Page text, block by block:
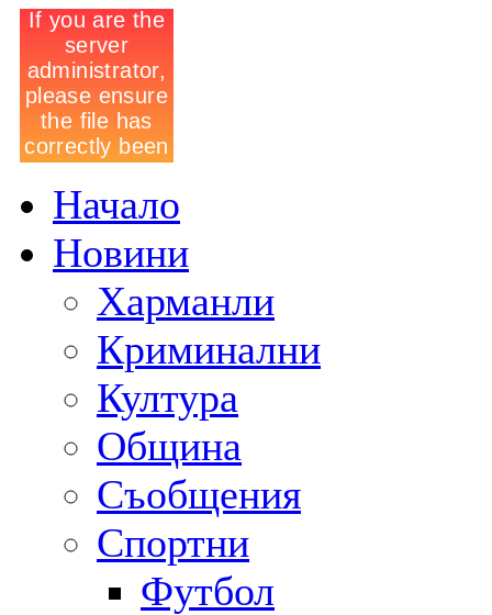
Начало
Новини
Харманли
Криминални
Култура
Община
Съобщения
Спортни
Футбол